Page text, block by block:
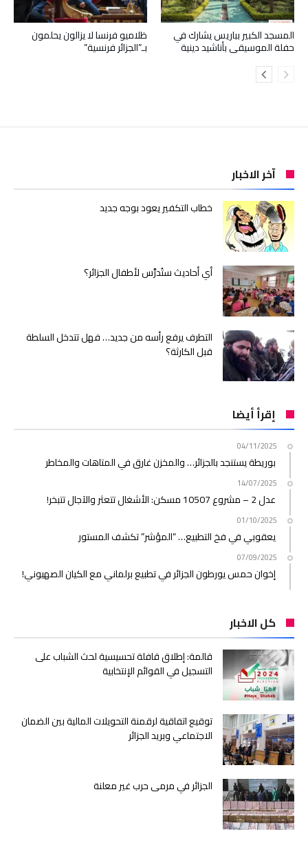
ظلاميو فرنسا لا يزالون يحلمون
بـ”الجزائر فرنسية”
المسجد الكبير بباريس يشارك في
حفلة الموسيقى بأناشيد دينية
آخر الاخبار
خطاب التكفير يعود بوجه جديد
أي أحاديث ستُدرَّس لأطفال الجزائر؟
التطرف يرفع رأسه من جديد… فهل تتدخل السلطة
قبل الكارثة؟
إقرأ أيضا
04/11/2025
بوريطة يستنجد بالجزائر… والمخزن غارق في المتاهات والمخاطر
14/07/2025
عدل 2 – مشروع 10507 مسكن: الأشغال تتعثر والآجال تتبخر!
01/10/2025
يعقوبي في فخ التطبيع… “المؤشر” تكشف المستور
07/09/2025
إخوان حمس يورطون الجزائر في تطبيع برلماني مع الكيان الصهيوني!
كل الاخبار
قالمة: إطلاق قافلة تحسيسية لحث الشباب على
التسجيل في القوائم الإنتخابية
توقيع اتفاقية لرقمنة التحويلات المالية بين الضمان
الاجتماعي وبريد الجزائر
الجزائر في مرمى حرب غير معلنة